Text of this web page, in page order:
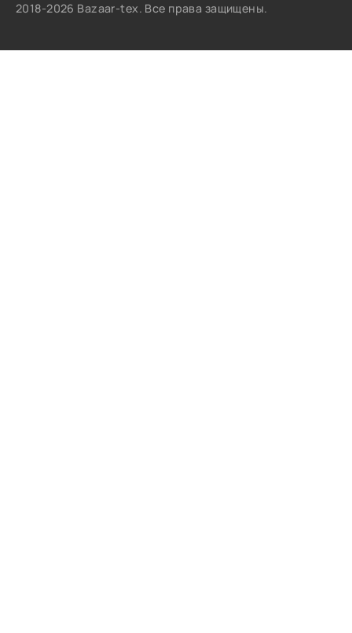
2018-2026 Bazaar-tex. Все права защищены.